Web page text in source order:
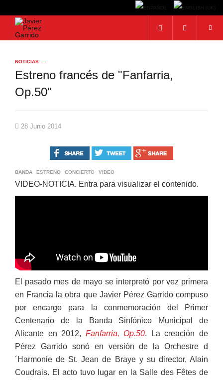
BUSCAR
Buscar...
NOTICIAS
Estreno francés de "Fanfarria,
Op.50"
28 Junio 2014
BANDA ESTRENO CONCIERTO VIDEO
VIDEO-NOTICIA. Entra para visualizar el contenido.
El pasado mes de mayo se interpretó por vez primera
en Francia la obra que Javier Pérez Garrido compuso
por encargo para la conmemoración del Primer
Centenario de la Banda Sinfónico Municipal de
Alicante en 2012, Fanfarria, Op.50. La creación de
Pérez Garrido sonó en versión de la Orchestre d
´Harmonie de St. Jean de Braye y su director, Alain
Coudrais. El acto tuvo lugar en la Salle des Fêtes de